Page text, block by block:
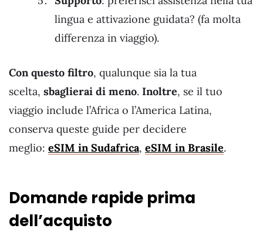
lingua e attivazione guidata? (fa molta
differenza in viaggio).
Con questo filtro, qualunque sia la tua
scelta, sbaglierai di meno. Inoltre, se il tuo
viaggio include l’Africa o l’America Latina,
conserva queste guide per decidere
meglio: eSIM in Sudafrica, eSIM in Brasile.
Domande rapide prima
dell’acquisto